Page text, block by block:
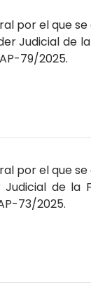
por el que
Judicial de
79/2025.
por el que
de la
73/2025.